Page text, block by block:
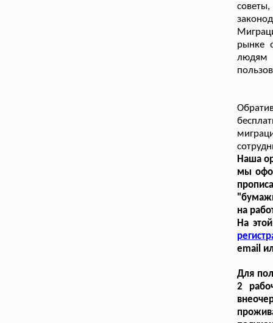
рынке
людям
Наша
мы
на
На
email
Для
2